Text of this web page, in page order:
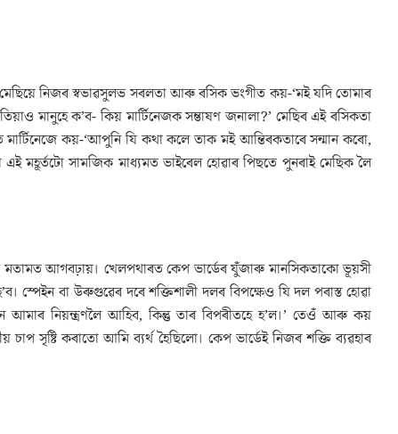
মেছিয়ে নিজৰ স্বভাৱসুলভ সৰলতা আৰু ৰসিক ভংগীত কয়-‘মই যদি তোমাৰ
মানুহে ক’ব- কিয় মাৰ্টিনেজক সম্ভাষণ জনালা?’ মেছিৰ এই ৰসিকতা
কয়-‘আপুনি যি কথা কলে তাক মই আন্তিৰকতাৰে সন্মান কৰো,
মহূৰ্তটো সামজিক মাধ্যমত ভাইৰেল হোৱাৰ পিছতে পুনৰাই মেছিক লৈ
মতামত আগবঢ়ায়। খেলপথাৰত কেপ ভাৰ্ডেৰ যুঁজাৰু মানসিকতাকো ভূয়সী
বা উৰুগুৱেৰ দৰে শক্তিশালী দলৰ বিপক্ষেও যি দল পৰাস্ত হোৱা
নিয়ন্ত্ৰণলৈ আহিব, কিন্তু তাৰ বিপৰীতহে হ’ল।’ তেওঁ আৰু কয়
সৃষ্টি কৰাতো আমি ব্যৰ্থ হৈছিলো। কেপ ভাৰ্ডেই নিজৰ শক্তি ব্যৱহাৰ